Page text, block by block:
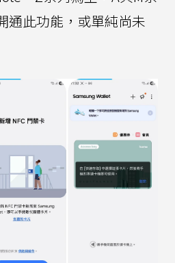
通此功能，或單純尚未